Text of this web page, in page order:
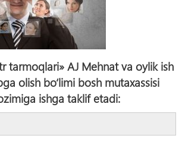
tarmoqlari» AJ Mehnat va oylik ish
olish bо‘limi bosh mutaxassisi
ishga taklif etadi: